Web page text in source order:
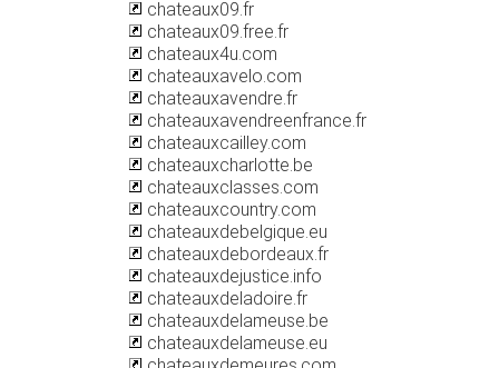
chateaux09.fr
chateaux09.free.fr
chateaux4u.com
chateauxavelo.com
chateauxavendre.fr
chateauxavendreenfrance.fr
chateauxcailley.com
chateauxcharlotte.be
chateauxclasses.com
chateauxcountry.com
chateauxdebelgique.eu
chateauxdebordeaux.fr
chateauxdejustice.info
chateauxdeladoire.fr
chateauxdelameuse.be
chateauxdelameuse.eu